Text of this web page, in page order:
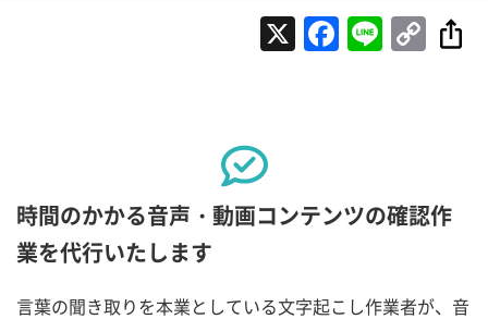
X Line
時間のかかる音声・動画コンテンツの確認作
業を代行いたします
言葉の聞き取りを本業としている文字起こし作業者が、音